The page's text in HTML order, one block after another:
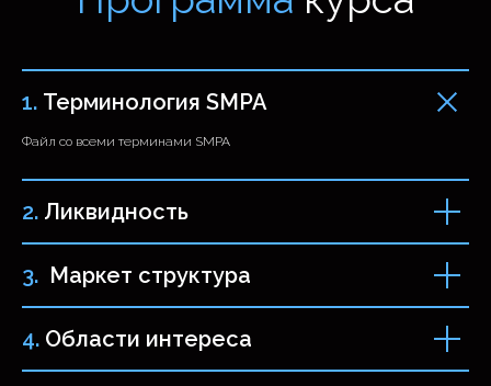
1. Терминология SMPA
Файл со всеми терминами SMPA
2. Ликвидность
3. Маркет структура
4. Области интереса